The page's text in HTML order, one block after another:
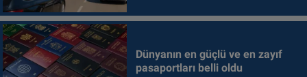
Dünyanın en güçlü ve en zayıf
pasaportları belli oldu